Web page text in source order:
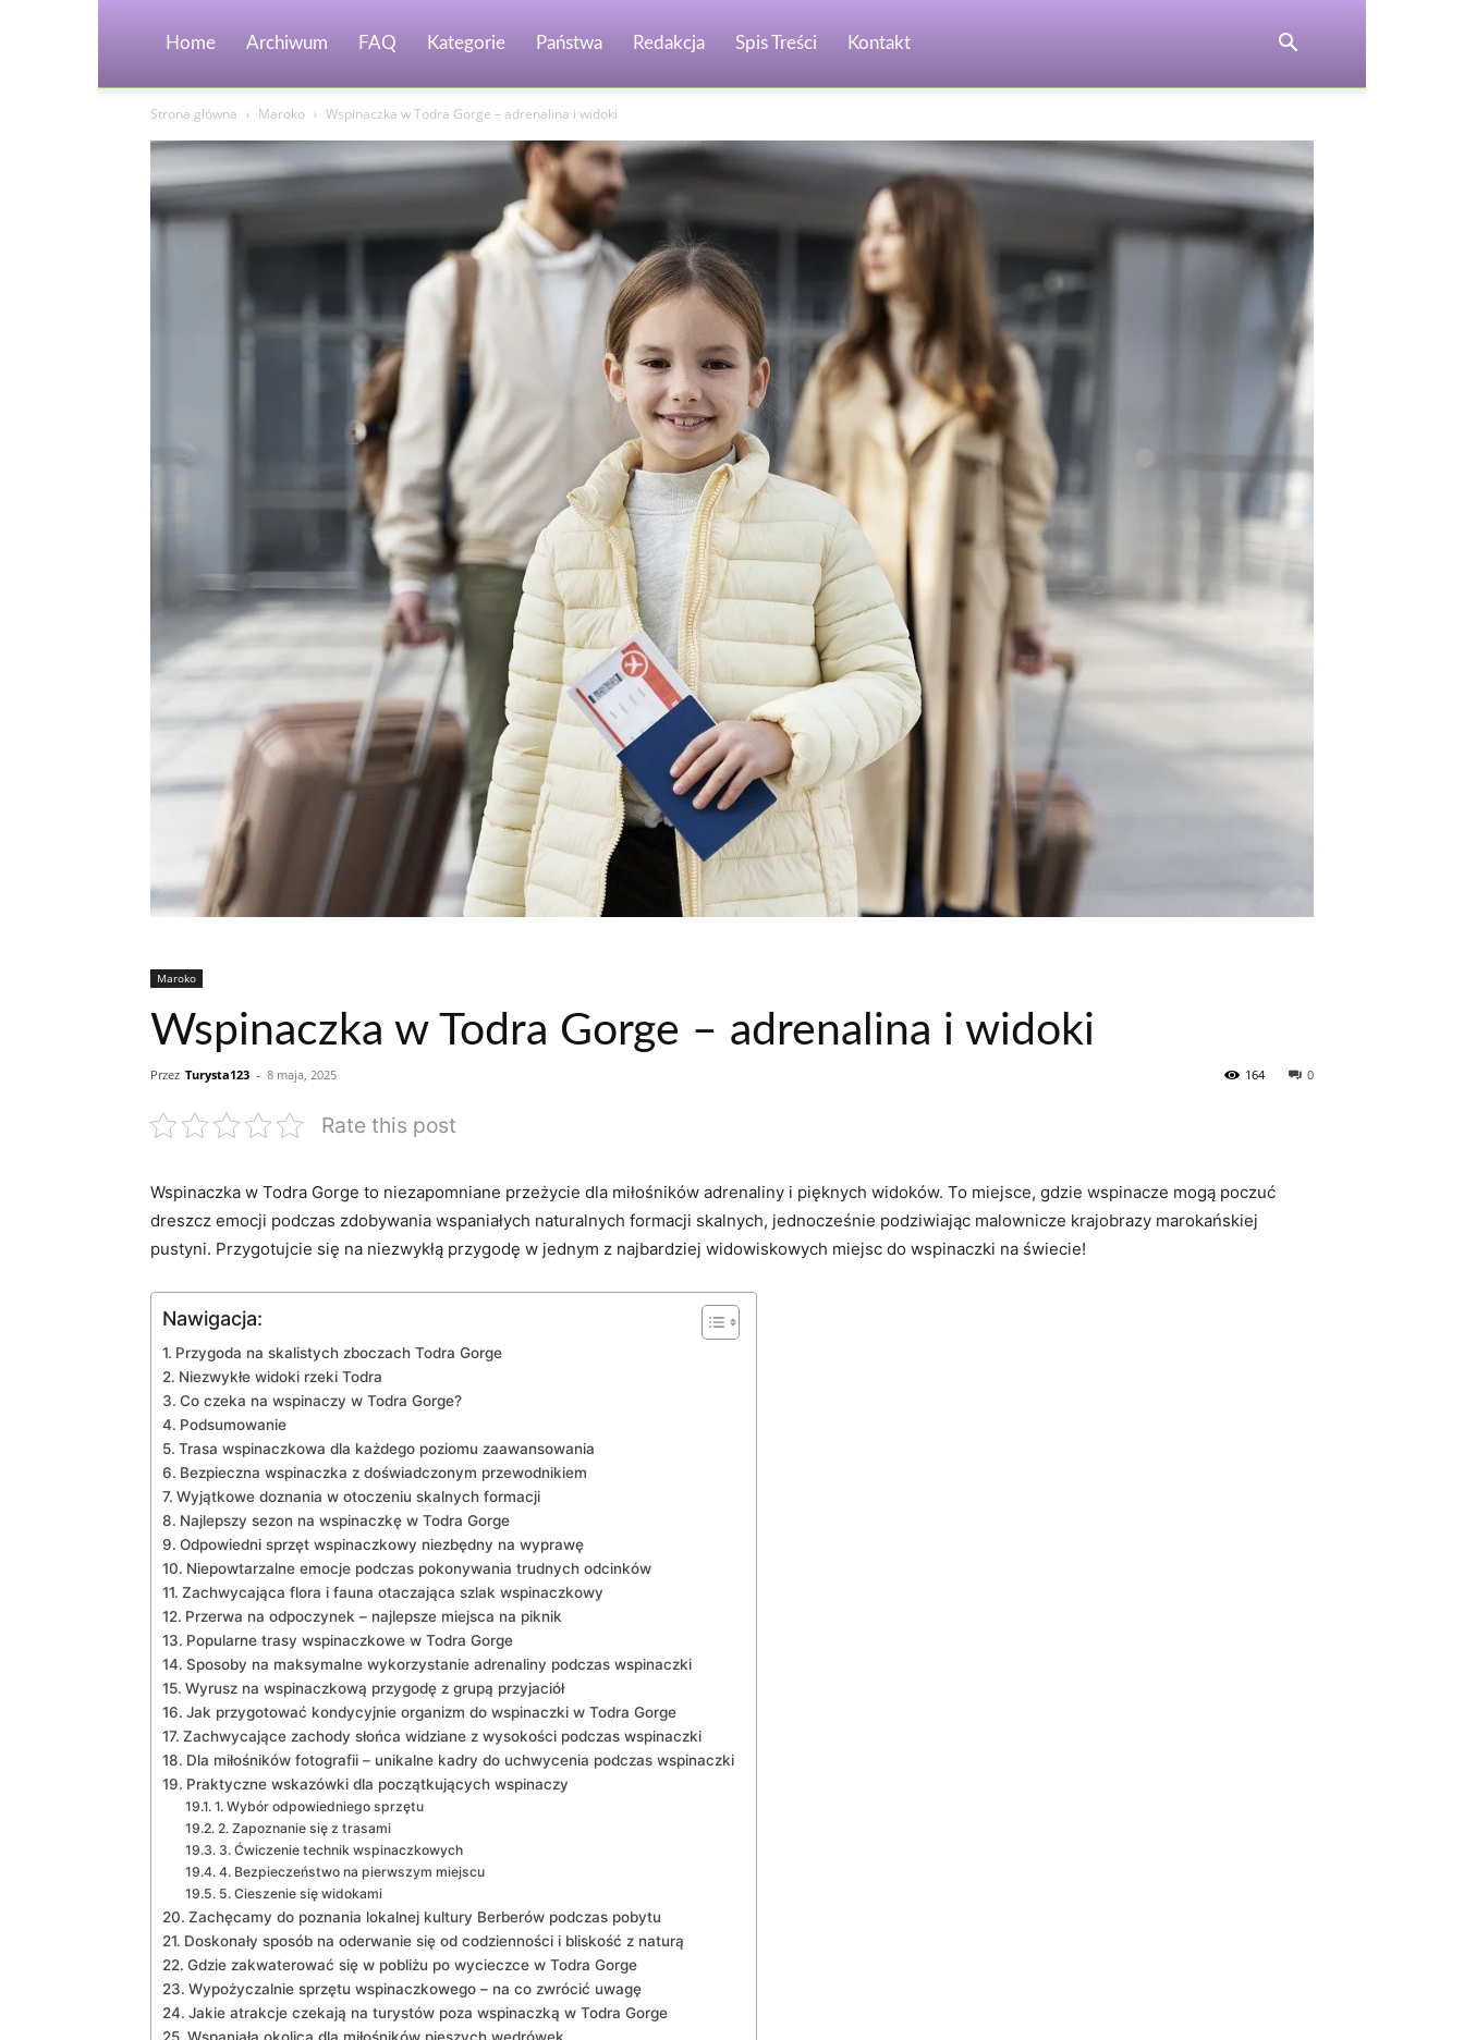
Home Archiwum FAQ Kategorie Państwa Redakcja Spis Treści Kontakt
Strona główna Maroko Wspinaczka w Todra Gorge – adrenalina i widoki
Maroko
Wspinaczka w Todra Gorge – adrenalina i widoki
Przez Turysta123 - 8 maja, 2025 0
164
Rate this post
Wspinaczka w Todra Gorge to niezapomniane przeżycie​ dla miłośników adrenaliny i pięknych widoków. To miejsce, gdzie ⁢wspinacze mogą poczuć
dreszcz emocji podczas​ zdobywania wspaniałych naturalnych​ formacji skalnych, jednocześnie⁢ podziwiając malownicze krajobrazy marokańskiej
pustyni.⁢ Przygotujcie się na‌ niezwykłą przygodę w⁣ jednym z najbardziej widowiskowych miejsc ⁢do wspinaczki na świecie!
Nawigacja:
Przygoda na skalistych zboczach Todra Gorge
Niezwykłe widoki‌ rzeki Todra
Co czeka na wspinaczy w Todra Gorge?
Podsumowanie
Trasa wspinaczkowa dla każdego poziomu zaawansowania
Bezpieczna wspinaczka z doświadczonym przewodnikiem
Wyjątkowe ​doznania w otoczeniu skalnych formacji
Najlepszy sezon na wspinaczkę w Todra Gorge
Odpowiedni sprzęt wspinaczkowy niezbędny na wyprawę
Niepowtarzalne emocje podczas pokonywania trudnych odcinków
Zachwycająca flora i fauna otaczająca ⁤szlak wspinaczkowy
Przerwa na odpoczynek – najlepsze miejsca na⁣ piknik
Popularne trasy wspinaczkowe w Todra Gorge
Sposoby na maksymalne wykorzystanie adrenaliny podczas wspinaczki
Wyrusz na wspinaczkową przygodę z grupą przyjaciół
Jak przygotować kondycyjnie organizm do wspinaczki w Todra Gorge
Zachwycające zachody słońca widziane z wysokości podczas wspinaczki
Dla miłośników fotografii – unikalne kadry‍ do uchwycenia podczas wspinaczki
Praktyczne wskazówki⁣ dla początkujących wspinaczy
1. Wybór ​odpowiedniego sprzętu
2. Zapoznanie się z trasami
3. Ćwiczenie technik⁣ wspinaczkowych
4. Bezpieczeństwo ​na pierwszym miejscu
5.⁢ Cieszenie się widokami
Zachęcamy​ do poznania​ lokalnej kultury Berberów podczas pobytu
Doskonały sposób na oderwanie się od codzienności i bliskość z naturą
Gdzie zakwaterować się w pobliżu po wycieczce w Todra‍ Gorge
Wypożyczalnie sprzętu wspinaczkowego – na co zwrócić uwagę
Jakie atrakcje czekają na turystów poza wspinaczką w Todra Gorge
Wspaniała okolica dla miłośników pieszych ⁤wędrówek